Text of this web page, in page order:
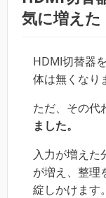
気に増えた
HDMI切替器
体は無くなり
ただ、その代
ました。
入力が増えた
が増え、整理
綻しかけます。